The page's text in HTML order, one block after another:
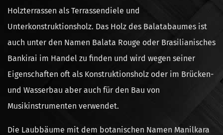
Holzterrassen als Terrassendiele und
Unterkonstruktionsholz. Das Holz des Balatabaumes ist
auch unter den Namen Balata Rouge oder Brasilianisches
Bankirai im Handel zu finden und wird wegen seiner
Eigenschaften oft als Konstruktionsholz oder im Brücken-
und Wasserbau aber auch für den Bau von
Musikinstrumenten verwendet.
Die Laubbäume mit dem botanischen Namen Manilkara